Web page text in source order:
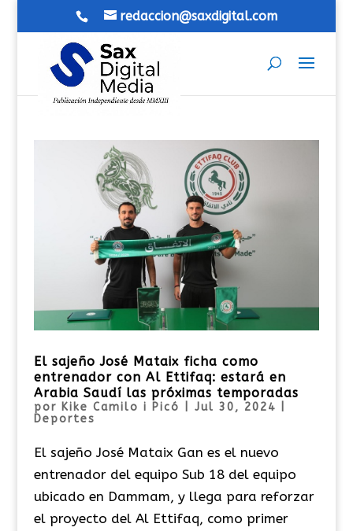
redaccion@saxdigital.com
El sajeño José Mataix ficha como
entrenador con Al Ettifaq: estará en
Arabia Saudí las próximas temporadas
por Kike Camilo i Picó Jul 30, 2024
Deportes
El sajeño José Mataix Gan es el nuevo
entrenador del equipo Sub 18 del equipo
ubicado en Dammam, y llega para reforzar
el proyecto del Al Ettifaq, como primer